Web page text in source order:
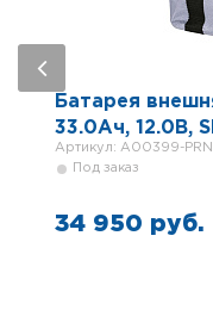
Батарея
33.0Ач, 12.0В,
Под заказ
Артикул: A00399-PRN
34 950 руб.